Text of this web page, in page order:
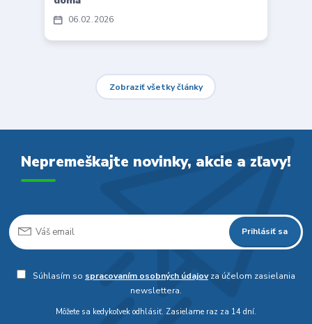
06 02 2026
Zobraziť všetky články
Nepremeškajte novinky, akcie a zľavy!
Prihlásiť sa
Súhlasím so spracovaním osobných údajovza účelom zasielania
newslettera.
Môžete sa kedykoľvek odhlásiť. Zasielame raz za 14 dní.